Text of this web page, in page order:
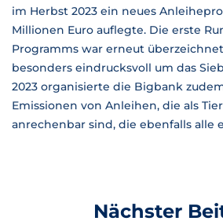
im Herbst 2023 ein neues
Millionen Euro auflegte. Die erste
Programms war erneut
besonders eindrucksvoll um das
2023 organisierte die Bigbank
Emissionen von Anleihen, die als
anrechenbar sind, die ebenfalls alle
Nächster